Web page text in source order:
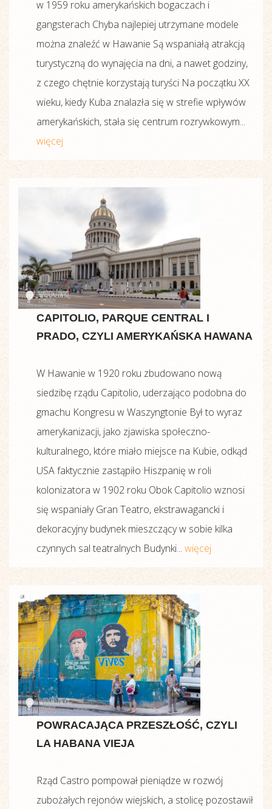
w 1959 roku amerykańskich bogaczach i
gangsterach Chyba najlepiej utrzymane modele
można znaleźć w Hawanie Są wspaniałą atrakcją
turystyczną do wynajęcia na dni, a nawet godziny,
z czego chętnie korzystają turyści Na początku XX
wieku, kiedy Kuba znalazła się w strefie wpływów
amerykańskich, stała się centrum rozrywkowym...
więcej
CAPITOLIO, PARQUE CENTRAL I
PRADO, CZYLI AMERYKAŃSKA HAWANA
W Hawanie w 1920 roku zbudowano nową
siedzibę rządu Capitolio, uderzająco podobna do
gmachu Kongresu w Waszyngtonie Był to wyraz
amerykanizacji, jako zjawiska społeczno-
kulturalnego, które miało miejsce na Kubie, odkąd
USA faktycznie zastąpiło Hiszpanię w roli
kolonizatora w 1902 roku Obok Capitolio wznosi
się wspaniały Gran Teatro, ekstrawagancki i
dekoracyjny budynek mieszczący w sobie kilka
czynnych sal teatralnych Budynki... więcej
POWRACAJĄCA PRZESZŁOŚĆ, CZYLI
LA HABANA VIEJA
Rząd Castro pompował pieniądze w rozwój
zubożałych rejonów wiejskich, a stolicę pozostawił